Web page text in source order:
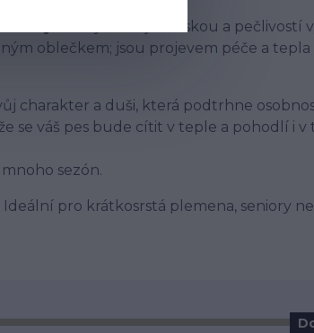
. Každý svetr je s láskou a pečlivostí
oblečkem; jsou projevem péče a tepla
charakter a duši, která podtrhne
se váš pes bude cítit v teple a pohodlí i v
sezón.
pro krátkosrstá plemena, seniory